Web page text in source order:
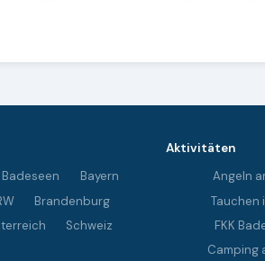
Bayern
Brandenburg
Schweiz
Aktivitäten
Angeln
Tauchen
FKK
Camping